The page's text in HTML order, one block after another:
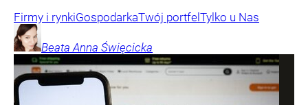
Firmy i rynkiGospodarkaTwój portfel Tylko u Nas
Beata Anna Święcicka